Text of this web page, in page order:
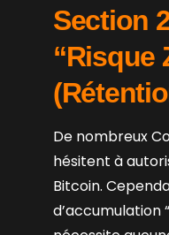
Section
“Risque
De nombreux
hésitent à
Bitcoin.
d’accumulation